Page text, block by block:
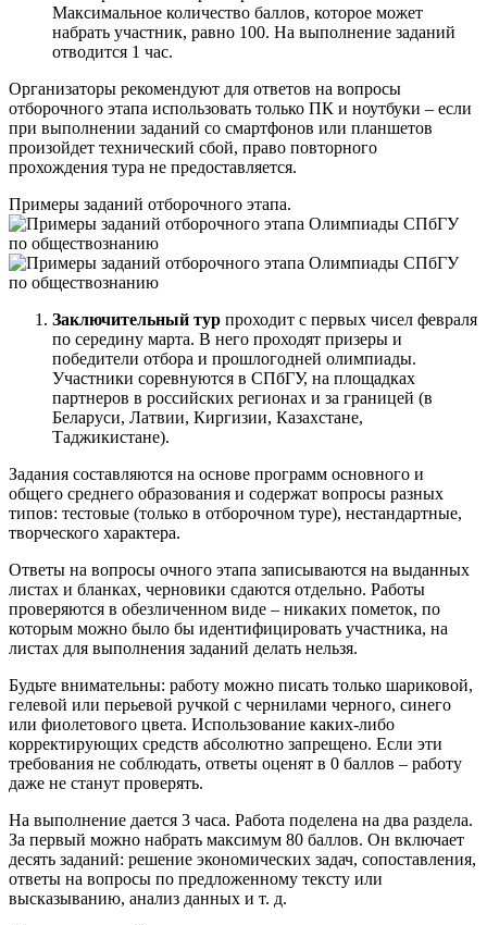
Максимальное количество баллов, которое может
набрать участник, равно 100. На выполнение заданий
отводится 1 час.
Организаторы рекомендуют для ответов на вопросы
отборочного этапа использовать только ПК и ноутбуки – если
при выполнении заданий со смартфонов или планшетов
произойдет технический сбой, право повторного
прохождения тура не предоставляется.
Примеры заданий отборочного этапа.
Заключительный тур проходит с первых чисел февраля
по середину марта. В него проходят призеры и
победители отбора и прошлогодней олимпиады.
Участники соревнуются в СПбГУ, на площадках
партнеров в российских регионах и за границей (в
Беларуси, Латвии, Киргизии, Казахстане,
Таджикистане).
Задания составляются на основе программ основного и
общего среднего образования и содержат вопросы разных
типов: тестовые (только в отборочном туре), нестандартные,
творческого характера.
Ответы на вопросы очного этапа записываются на выданных
листах и бланках, черновики сдаются отдельно. Работы
проверяются в обезличенном виде – никаких пометок, по
которым можно было бы идентифицировать участника, на
листах для выполнения заданий делать нельзя.
Будьте внимательны: работу можно писать только шариковой,
гелевой или перьевой ручкой с чернилами черного, синего
или фиолетового цвета. Использование каких-либо
корректирующих средств абсолютно запрещено. Если эти
требования не соблюдать, ответы оценят в 0 баллов – работу
даже не станут проверять.
На выполнение дается 3 часа. Работа поделена на два раздела.
За первый можно набрать максимум 80 баллов. Он включает
десять заданий: решение экономических задач, сопоставления,
ответы на вопросы по предложенному тексту или
высказыванию, анализ данных и т. д.